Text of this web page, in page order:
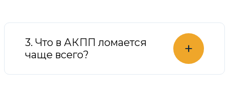
3. Что в АКПП ломается
чаще всего?
+